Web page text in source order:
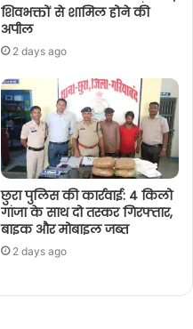
शिवभक्तों से शामिल होने की
अपील
2 days ago
छुरा पुलिस की कार्रवाई: 4 किलो
गांजा के साथ दो तस्कर गिरफ्तार,
बाइक और मोबाइल जब्त
2 days ago